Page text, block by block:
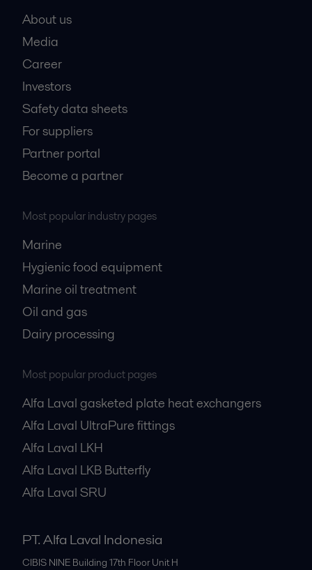
About us
Media
Career
Investors
Safety data sheets
For suppliers
Partner portal
Become a partner
Most popular industry pages
Marine
Hygienic food equipment
Marine oil treatment
Oil and gas
Dairy processing
Most popular product pages
Alfa Laval gasketed plate heat exchangers
Alfa Laval UltraPure fittings
Alfa Laval LKH
Alfa Laval LKB Butterfly
Alfa Laval SRU
PT. Alfa Laval Indonesia
CIBIS NINE Building 17th Floor Unit H